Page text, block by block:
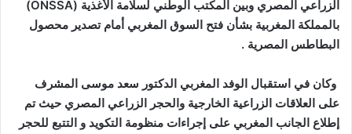
الزراعي المصري وبين المكتب الوطني لسلامة الأغذية (ONSSA)
بالمملكة المغربية بشأن فتح السوق المغربي أمام تصدير محصول
البطاطس المصرية .
وكان في استقبال الوفد المغربي الدكتور سعد موسى المشرف
على العلاقات الزراعية الخارجية والحجر الزراعي المصري حيث تم
إطلاع الجانب المغربي على إجراءات منظومة التكويد و التتبع للحجر